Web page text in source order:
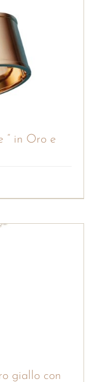
” in Oro e
giallo con